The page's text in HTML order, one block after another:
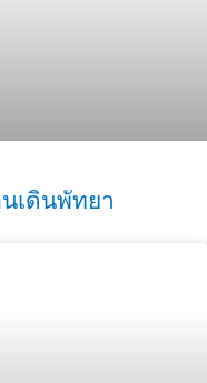
เดินพัทยา